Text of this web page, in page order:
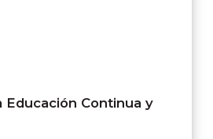
Educación Continua y